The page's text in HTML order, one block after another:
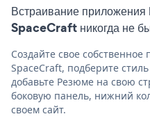
Встраивание
SpaceCraft никогда не
Создайте свое
SpaceCraft, подберите
добавьте Резюме на свою
боковую панель, нижний
своем сайт.